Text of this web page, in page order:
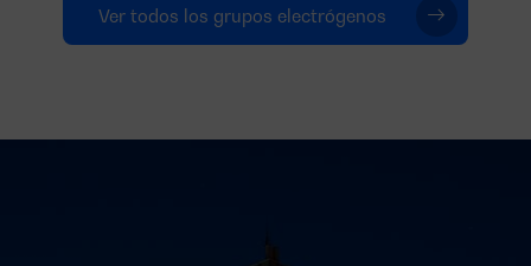
Ver todos los grupos electrógenos